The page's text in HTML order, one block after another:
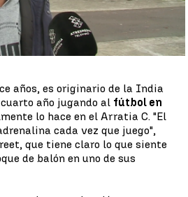
de 2023, 20:45
Facebook
X Linkedin
años, es originario de la India
año jugando al fútbol en
lo hace en el Arratia C. "El
cada vez que juego",
que tiene claro lo que siente
de balón en uno de sus